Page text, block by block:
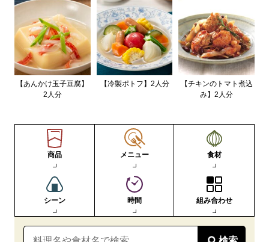
【あんかけ玉子豆腐】
2人分
【冷製ポトフ】2人分
【チキンのトマト煮込
み】2人分
商品 メニュー 食材
シーン 時間 組み合わせ